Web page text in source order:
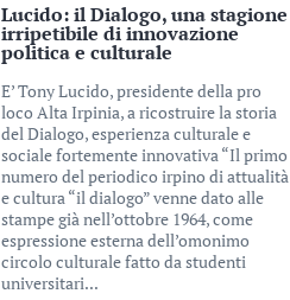
Lucido: il Dialogo, una stagione
irripetibile di innovazione
politica e culturale
E’ Tony Lucido, presidente della pro
loco Alta Irpinia, a ricostruire la storia
del Dialogo, esperienza culturale e
sociale fortemente innovativa “Il primo
numero del periodico irpino di attualità
e cultura “il dialogo” venne dato alle
stampe già nell’ottobre 1964, come
espressione esterna dell’omonimo
circolo culturale fatto da studenti
universitari...